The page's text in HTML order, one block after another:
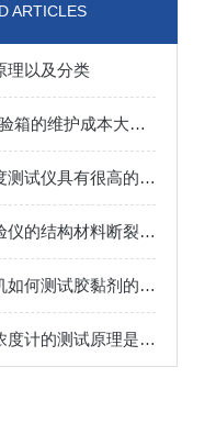
ARTICLES
理以及分类
UV紫外老化试验箱的维护成本大概是多少
固液体两用密度测试仪具有很高的实用性和可靠性
简支梁冲击试验仪的结构材料断裂性能分析
万能材料试验机如何测试胶黏剂的剥离强度？
数显酸碱液体浓度计的测试原理是什么？